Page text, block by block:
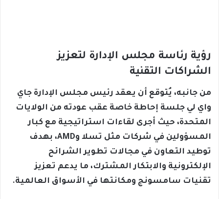
رؤية رئاسة مجلس الإدارة لتعزيز
الشراكات التقنية
من جانبه، يُتوقع أن يعقد رئيس مجلس الإدارة جاي
واي لي جلسة إحاطة خاصة عقب عودته من الولايات
المتحدة، حيث أجرى لقاءات استراتيجية مع كبار
المسؤولين في شركات مثل تسلا وAMD، بهدف
توطيد التعاون في مجالات تطوير الشرائح
الإلكترونية والابتكار المشترك، ما يدعم تعزيز
تقنيات سامسونج ومكانتها في الأسواق العالمية.